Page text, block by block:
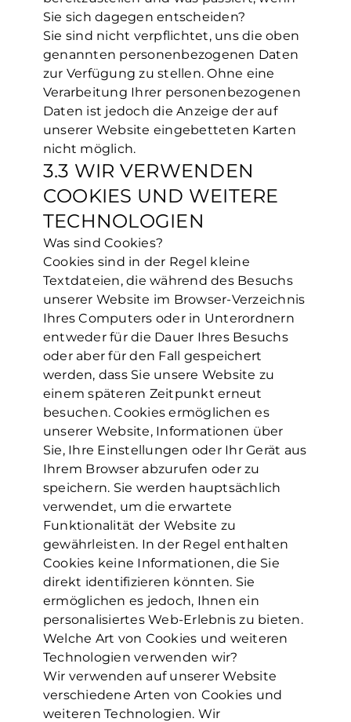
Sie sich dagegen entscheiden?
Sie sind nicht verpflichtet, uns die oben
genannten personenbezogenen Daten
zur Verfügung zu stellen. Ohne eine
Verarbeitung Ihrer personenbezogenen
Daten ist jedoch die Anzeige der auf
unserer Website eingebetteten Karten
nicht möglich.
3.3 WIR VERWENDEN
COOKIES UND WEITERE
TECHNOLOGIEN
Was sind Cookies?
Cookies sind in der Regel kleine
Textdateien, die während des Besuchs
unserer Website im Browser-Verzeichnis
Ihres Computers oder in Unterordnern
entweder für die Dauer Ihres Besuchs
oder aber für den Fall gespeichert
werden, dass Sie unsere Website zu
einem späteren Zeitpunkt erneut
besuchen. Cookies ermöglichen es
unserer Website, Informationen über
Sie, Ihre Einstellungen oder Ihr Gerät aus
Ihrem Browser abzurufen oder zu
speichern. Sie werden hauptsächlich
verwendet, um die erwartete
Funktionalität der Website zu
gewährleisten. In der Regel enthalten
Cookies keine Informationen, die Sie
direkt identifizieren könnten. Sie
ermöglichen es jedoch, Ihnen ein
personalisiertes Web-Erlebnis zu bieten.
Welche Art von Cookies und weiteren
Technologien verwenden wir?
Wir verwenden auf unserer Website
verschiedene Arten von Cookies und
weiteren Technologien. Wir